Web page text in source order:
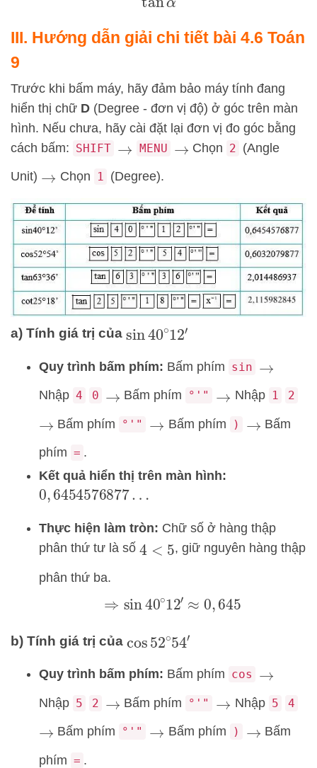
III. Hướng dẫn giải chi tiết bài 4.6 Toán
9
Trước khi bấm máy, hãy đảm bảo máy tính đang
hiển thị chữ D (Degree - đơn vị độ) ở góc trên màn
hình. Nếu chưa, hãy cài đặt lại đơn vị đo góc bằng
cách bấm: SHIFT → MENU → Chọn 2 (Angle
Unit) → Chọn 1 (Degree).
a) Tính giá trị của sin40∘12
Quy trình bấm phím: Bấm phím sin →
Nhập 4 0 → Bấm phím °'" → Nhập 1 2
→ Bấm phím °'" → Bấm phím ) → Bấm
phím = .
Kết quả hiển thị trên màn hình:
0, 6454576877 …
Thực hiện làm tròn: Chữ số ở hàng thập
phân thứ tư là số 4 <5 , giữ nguyên hàng thập
phân thứ ba.
⇒ sin40∘12 ′≈0,645
b) Tính giá trị của cos52∘54
Quy trình bấm phím: Bấm phím cos →
Nhập 5 2 → Bấm phím °'" → Nhập 5 4
→ Bấm phím °'" → Bấm phím ) → Bấm
phím = .